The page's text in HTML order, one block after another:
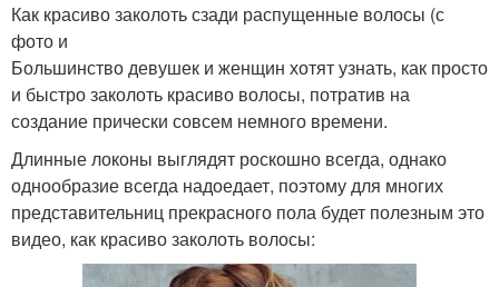
Как красиво заколоть сзади распущенные волосы (с
фото и
Большинство девушек и женщин хотят узнать, как просто
и быстро заколоть красиво волосы, потратив на
создание прически совсем немного времени.
Длинные локоны выглядят роскошно всегда, однако
однообразие всегда надоедает, поэтому для многих
представительниц прекрасного пола будет полезным это
видео, как красиво заколоть волосы: